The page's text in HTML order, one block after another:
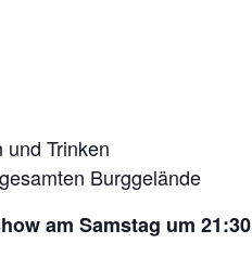
Trinken
Burggelände
am Samstag um